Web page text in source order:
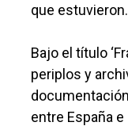
que estuvieron.
Bajo el título
periplos y
entre España